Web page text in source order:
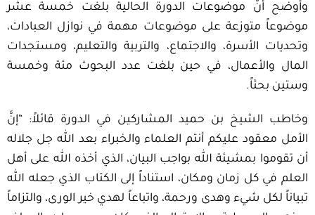
وأوضح أنَّ موضوعات الدورة الحالية بلغت خمسة عشر
موضوعاً متوزعة على موضوعات مهمة في نوازل العبادات،
وتحديات الأسرة، والاجتماع، والتربية والتعليم، ومستجدات
المال والأعمال، في حين بلغت عدد البحوث مئة وخمسة
وستين بحثاً.
وخاطب الشيخ بن حميد المشاركين في الدورة قائلاً: “إنَّ
الأمل معقود عليكم أنتم العلماء والخبراء بعد الله جل جلاله
أن تقوموا بمشيئة الله بواجب البيان، الذي أخذه الله على أهل
العلم في كل زمان ومكان، استناداً إلى الكتاب الذي جعله الله
تبياناً لكل شيء وهدى ورحمة، واتباعاً لهدي خير الورى، والتزاماً